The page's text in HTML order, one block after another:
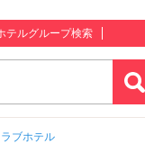
テルグループ検索
ブホテル